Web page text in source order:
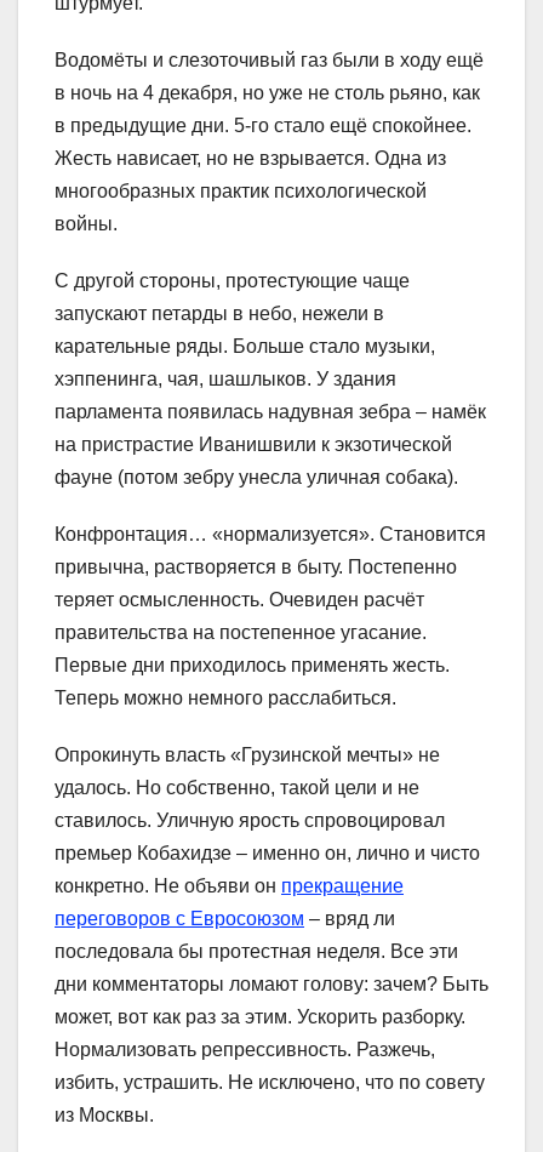
Водомёты и слезоточивый газ были в ходу ещё
в ночь на 4 декабря, но уже не столь рьяно, как
в предыдущие дни. 5-го стало ещё спокойнее.
Жесть нависает, но не взрывается. Одна из
многообразных практик психологической
войны.
С другой стороны, протестующие чаще
запускают петарды в небо, нежели в
карательные ряды. Больше стало музыки,
хэппенинга, чая, шашлыков. У здания
парламента появилась надувная зебра – намёк
на пристрастие Иванишвили к экзотической
фауне (потом зебру унесла уличная собака).
Конфронтация… «нормализуется». Становится
привычна, растворяется в быту. Постепенно
теряет осмысленность. Очевиден расчёт
правительства на постепенное угасание.
Первые дни приходилось применять жесть.
Теперь можно немного расслабиться.
Опрокинуть власть «Грузинской мечты» не
удалось. Но собственно, такой цели и не
ставилось. Уличную ярость спровоцировал
премьер Кобахидзе – именно он, лично и чисто
конкретно. Не объяви он прекращение
переговоров с Евросоюзом – вряд ли
последовала бы протестная неделя. Все эти
дни комментаторы ломают голову: зачем? Быть
может, вот как раз за этим. Ускорить разборку.
Нормализовать репрессивность. Разжечь,
избить, устрашить. Не исключено, что по совету
из Москвы.